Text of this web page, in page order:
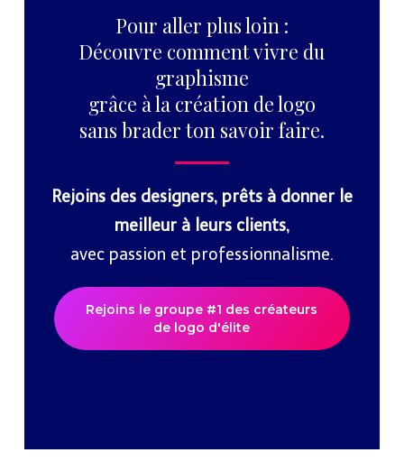
Pour aller plus loin :
Découvre comment vivre du
graphisme
grâce à la création de logo
sans brader ton savoir faire.
Rejoins des designers, prêts à donner le
meilleur à leurs clients,
avec passion et professionnalisme.
Rejoins le groupe #1 des créateurs
de logo d'élite